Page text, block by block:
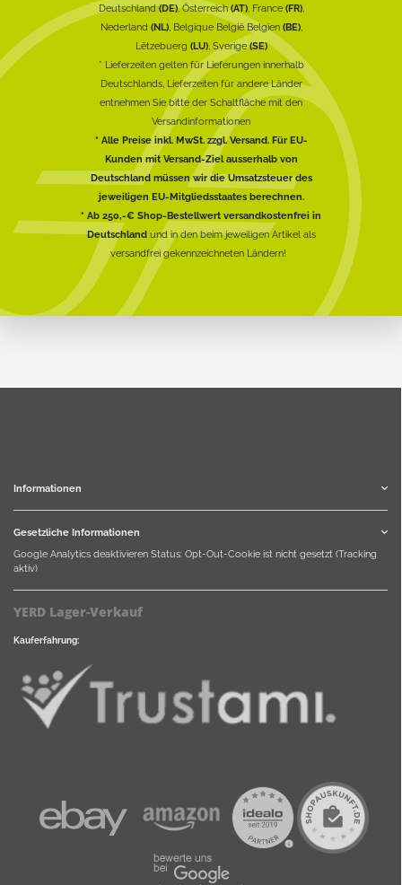
Deutschland(DE), Österreich(AT), France (FR),
Nederland (NL), Belgique België Belgien (BE),
Lëtzebuerg (LU), Sverige(SE)
* Lieferzeiten gelten für Lieferungen innerhalb
Deutschlands, Lieferzeiten für andere Länder
entnehmen Sie bitte der Schaltfläche mit den
Versandinformationen
* Alle Preise inkl. MwSt. zzgl. Versand. Für EU-
Kunden mit Versand-Ziel ausserhalb von
Deutschland müssen wir die Umsatzsteuer des
jeweiligen EU-Mitgliedsstaates berechnen.
* Ab 250,-€ Shop-Bestellwert versandkostenfrei in
Deutschlandund in den beim jeweiligen Artikel als
versandfrei gekennzeichneten Ländern!
Informationen
Gesetzliche Informationen
Google Analytics deaktivieren Status: Opt-Out-Cookie ist nicht gesetzt (Tracking
aktiv)
YERD Lager-Verkauf
Kauferfahrung: